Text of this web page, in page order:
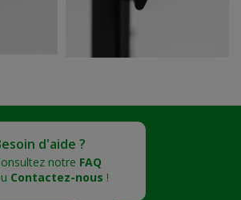
d'aide ?
notre FAQ
Contactez-nous !